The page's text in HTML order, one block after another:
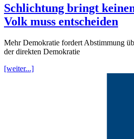
Schlichtung bringt
Volk muss entscheiden
Mehr Demokratie fordert Abstimmung
der direkten Demokratie
[weiter...]